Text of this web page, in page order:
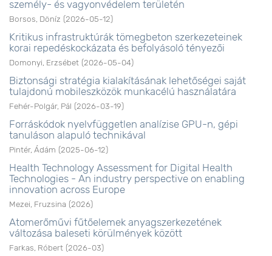
személy- és vagyonvédelem területén
Borsos, Döníz (2026-05-12)
Kritikus infrastruktúrák tömegbeton szerkezeteinek
korai repedéskockázata és befolyásoló tényezői
Domonyi, Erzsébet (2026-05-04)
Biztonsági stratégia kialakításának lehetőségei saját
tulajdonú mobileszközök munkacélú használatára
Fehér-Polgár, Pál (2026-03-19)
Forráskódok nyelvfüggetlen analízise GPU-n, gépi
tanuláson alapuló technikával
Pintér, Ádám (2025-06-12)
Health Technology Assessment for Digital Health
Technologies - An industry perspective on enabling
innovation across Europe
Mezei, Fruzsina (2026)
Atomerőművi fűtőelemek anyagszerkezetének
változása baleseti körülmények között
Farkas, Róbert (2026-03)